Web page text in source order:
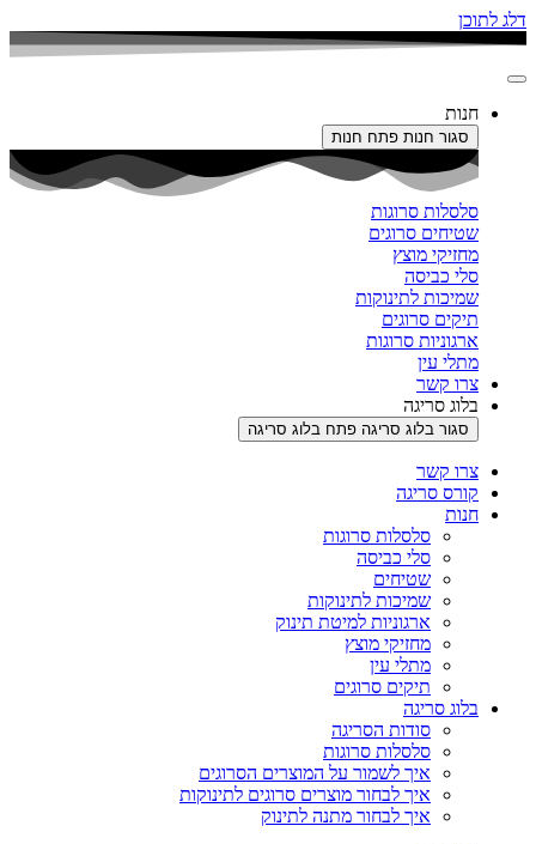
דלג לתוכן
חנות
סגור חנות פתח חנות
סלסלות סרוגות
שטיחים סרוגים
מחזיקי מוצץ
סלי כביסה
שמיכות לתינוקות
תיקים סרוגים
ארגוניות סרוגות
מתלי עין
צרו קשר
בלוג סריגה
סגור בלוג סריגה פתח בלוג סריגה
צרו קשר
קורס סריגה
חנות
סלסלות סרוגות
סלי כביסה
שטיחים
שמיכות לתינוקות
ארגוניות למיטת תינוק
מחזיקי מוצץ
מתלי עין
תיקים סרוגים
בלוג סריגה
סודות הסריגה
סלסלות סרוגות
איך לשמור על המוצרים הסרוגים
איך לבחור מוצרים סרוגים לתינוקות
איך לבחור מתנה לתינוק